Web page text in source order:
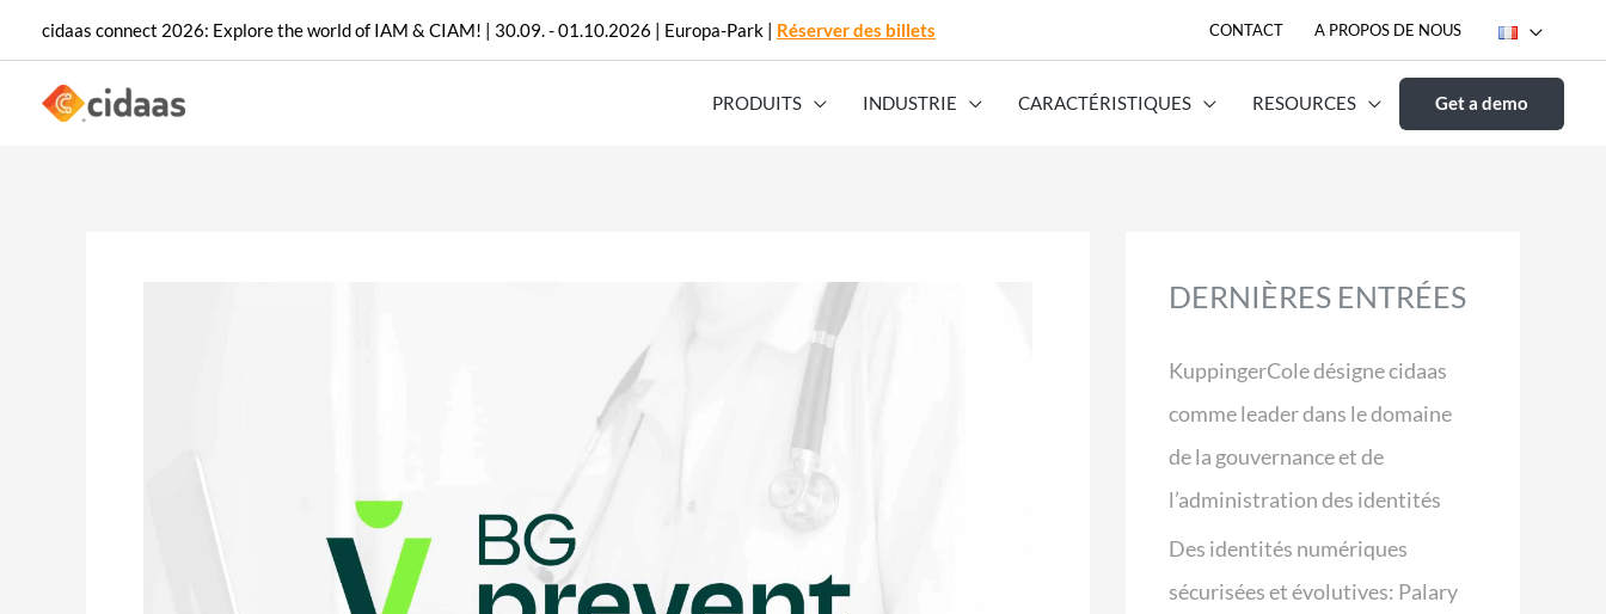
au
contenu
cidaas connect 2026: Explore the world of IAM & CIAM! | 30.09. - 01.10.2026 | Europa-Park | Réserver des billets CONTACT A PROPOS DE NOUS
PRODUITS INDUSTRIE CARACTÉRISTIQUES RESOURCES Get a demo
DERNIÈRES ENTRÉES
KuppingerCole désigne cidaas
comme leader dans le domaine
de la gouvernance et de
l’administration des identités
Des identités numériques
sécurisées et évolutives: Palary